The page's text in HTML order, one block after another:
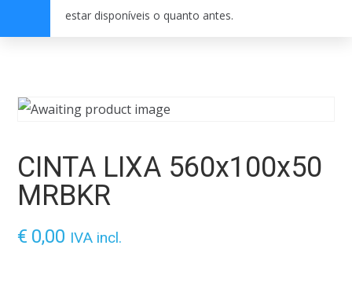
estar disponíveis o quanto antes.
CINTA LIXA 560x100x50
MRBKR
€ 0,00 IVA incl.